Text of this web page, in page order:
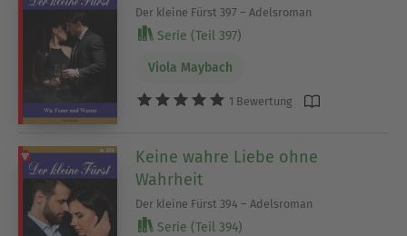
Der kleine Fürst 397 – Adelsroman
Serie (Teil 397)
Viola Maybach
1 Bewertung
Keine wahre Liebe ohne
Wahrheit
Der kleine Fürst 394 – Adelsroman
Serie (Teil 394)